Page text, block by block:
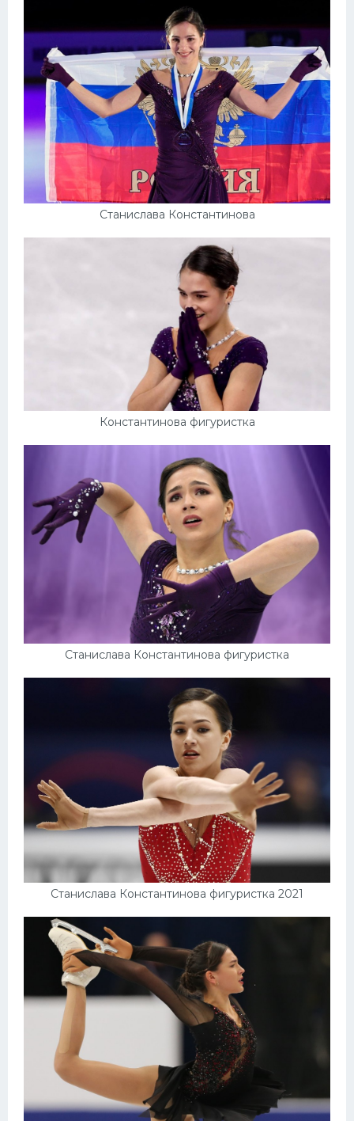
Станислава Константинова
Константинова фигуристка
Станислава Константинова фигуристка
Станислава Константинова фигуристка 2021